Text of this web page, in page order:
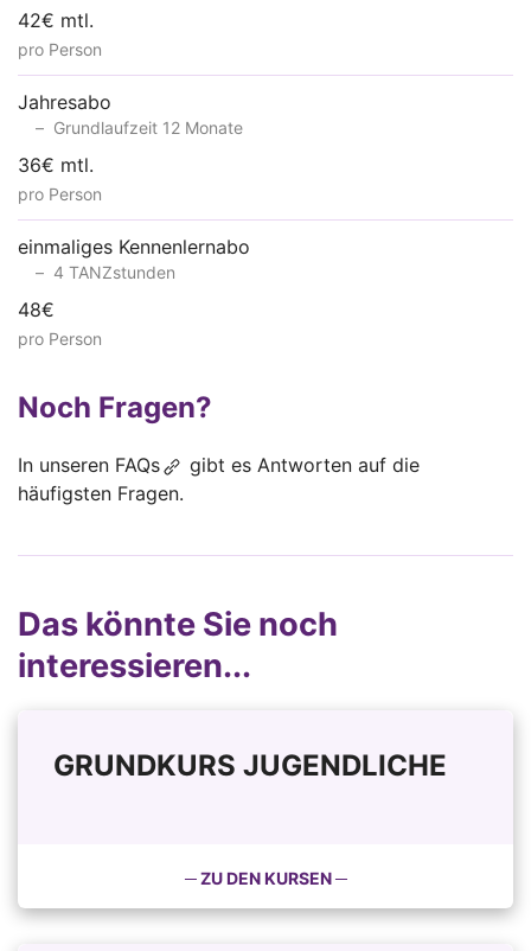
42€ mtl.
pro Person
Jahresabo
Grundlaufzeit 12 Monate
36€ mtl.
pro Person
einmaliges Kennenlernabo
4 TANZstunden
48€
pro Person
Noch Fragen?
In unseren FAQs
gibt es Antworten auf die
häufigsten Fragen.
Das könnte Sie noch
interessieren...
GRUNDKURS JUGENDLICHE
─ ZU DEN KURSEN ─